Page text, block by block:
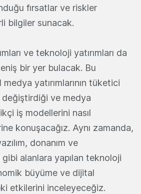
fırsatlar ve riskler
bilgiler sunacak.
ve teknoloji yatırımları da
bir yer bulacak. Bu
yatırımlarının tüketici
değiştirdiği ve medya
iş modellerini nasıl
konuşacağız. Aynı zamanda,
donanım ve
alanlara yapılan teknoloji
büyüme ve dijital
etkilerini inceleyeceğiz.